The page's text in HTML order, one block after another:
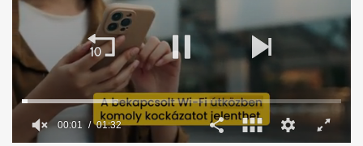
00:02 01:32